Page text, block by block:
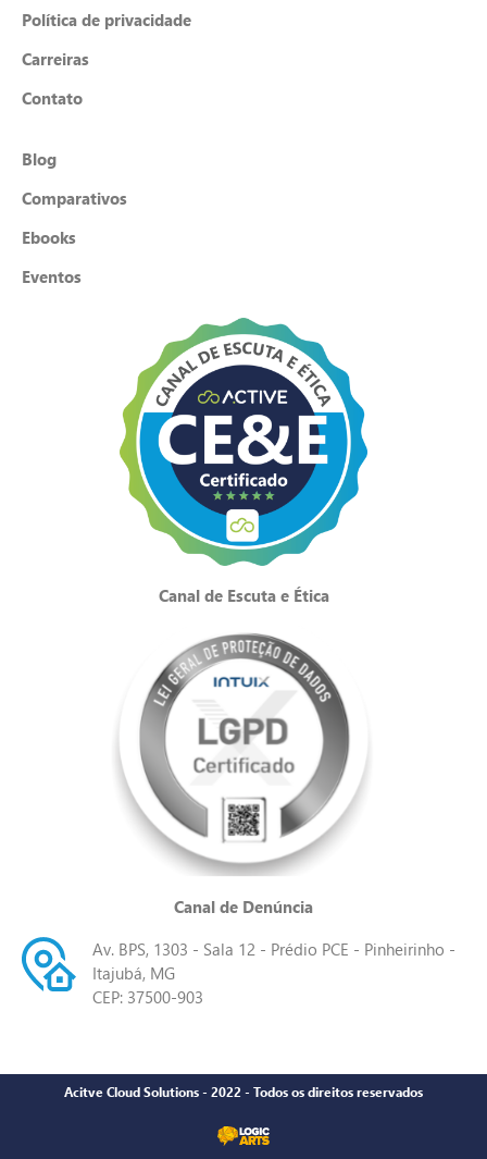
Política de privacidade
Carreiras
Contato
Blog
Comparativos
Ebooks
Eventos
Canal de Escuta e Ética
Canal de Denúncia
Av. BPS, 1303 - Sala 12 - Prédio PCE - Pinheirinho -
Itajubá, MG
CEP: 37500-903
Acitve Cloud Solutions - 2022 - Todos os direitos reservados